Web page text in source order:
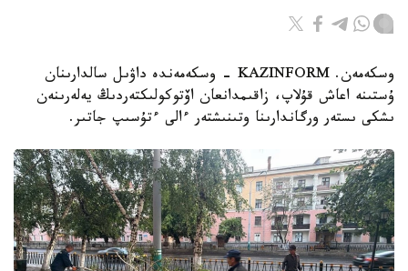
وسكەمەن. KAZINFORM - وسكەمەندە داۋىل سالدارىنان
ۇستىنە اعاش قۇلاپ، زاقىمدانعان اۆتوكولىكتەردىڭ يەلەرىنەن
ىشكى ىستەر ورگاندارىنا وتىنىشتەر ءالى ءتۇسىپ جاتىر.